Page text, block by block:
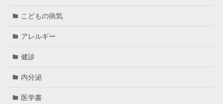
こどもの病気
アレルギー
健診
内分泌
医学書